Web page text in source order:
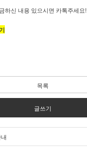
하신 내용 있으시면 카톡주세요!
목록
글쓰기